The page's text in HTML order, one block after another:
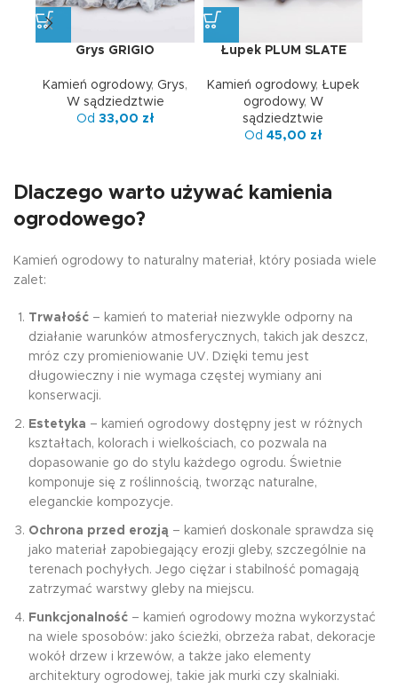
Grys GRIGIO
Kamień ogrodowy, Grys,
W sądziedztwie
Od 33,00 zł
Łupek PLUM SLATE
Kamień ogrodowy, Łupek
ogrodowy, W
sądziedztwie
Od 45,00 zł
Dlaczego warto używać kamienia
ogrodowego?
Kamień ogrodowy to naturalny materiał, który posiada wiele
zalet:
Trwałość – kamień to materiał niezwykle odporny na
działanie warunków atmosferycznych, takich jak deszcz,
mróz czy promieniowanie UV. Dzięki temu jest
długowieczny i nie wymaga częstej wymiany ani
konserwacji.
Estetyka – kamień ogrodowy dostępny jest w różnych
kształtach, kolorach i wielkościach, co pozwala na
dopasowanie go do stylu każdego ogrodu. Świetnie
komponuje się z roślinnością, tworząc naturalne,
eleganckie kompozycje.
Ochrona przed erozją – kamień doskonale sprawdza się
jako materiał zapobiegający erozji gleby, szczególnie na
terenach pochyłych. Jego ciężar i stabilność pomagają
zatrzymać warstwy gleby na miejscu.
Funkcjonalność – kamień ogrodowy można wykorzystać
na wiele sposobów: jako ścieżki, obrzeża rabat, dekoracje
wokół drzew i krzewów, a także jako elementy
architektury ogrodowej, takie jak murki czy skalniaki.